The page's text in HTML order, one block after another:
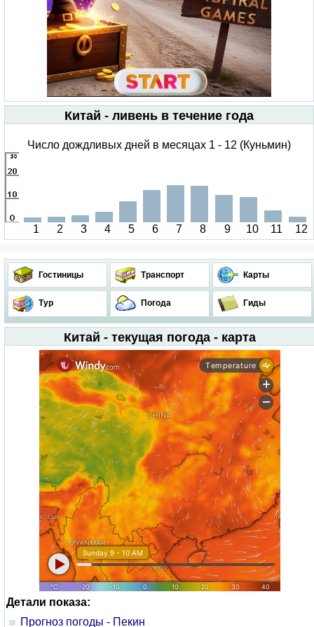
Китай - ливень в течение года
Число дождливых дней в месяцах 1 - 12 (Куньмин)
1 2 3 4 5 6 7 8 9 10 11 12
Гостиницы Транспорт Карты
Тур Погода Гиды
Китай - текущая погода - карта
Детали показа:
Прогноз погоды - Пекин